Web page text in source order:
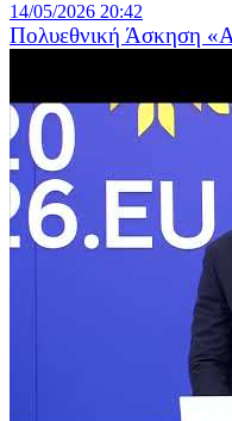
14/05/2026 20:42
Πολυεθνική Άσκηση